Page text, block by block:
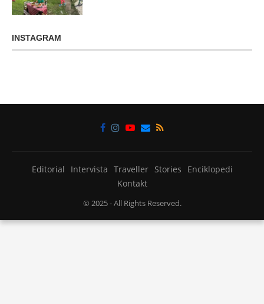
INSTAGRAM
Editorial Intervista Traveller Stories
Enciklopedi
Kontakt
© 2025- All Rights Reserved.